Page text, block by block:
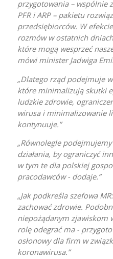
przygotowania – wspólnie z
PFR i ARP – pakietu
przedsiębiorców. W
rozmów w ostatnich
które mogą wesprzeć
mówi minister Jadwiga
Dlatego rząd podejmuje
które minimalizują skutki
ludzkie zdrowie,
wirusa i minimalizowanie
kontynuuje.
Równolegle
działania, by ograniczyć
w tym te dla polskiej
pracodawców - dodaje.
Jak podkreśla szefowa
zachować zdrowie.
niepożądanym zjawiskom
rolę odegrać ma -
osłonowy dla firm w
koronawirusa.